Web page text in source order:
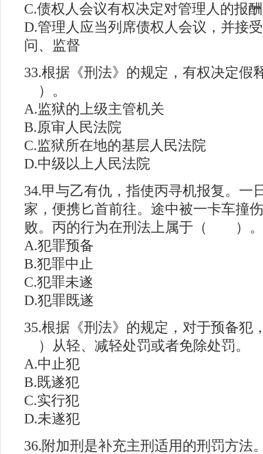
C.债权人会议有权决定对管理人的报
D.管理人应当列席债权人会议，并接
问、监督
33.根据《刑法》的规定，有权决定
）。
A.监狱的上级主管机关
B.原审人民法院
C.监狱所在地的基层人民法院
D.中级以上人民法院
34.甲与乙有仇，指使丙寻机报复。一
家，便携匕首前往。途中被一卡车撞
败。丙的行为在刑法上属于（ ）。
A.犯罪预备
B.犯罪中止
C.犯罪未遂
D.犯罪既遂
35.根据《刑法》的规定，对于预备
）从轻、减轻处罚或者免除处罚。
A.中止犯
B.既遂犯
C.实行犯
D.未遂犯
36.附加刑是补充主刑适用的刑罚方法